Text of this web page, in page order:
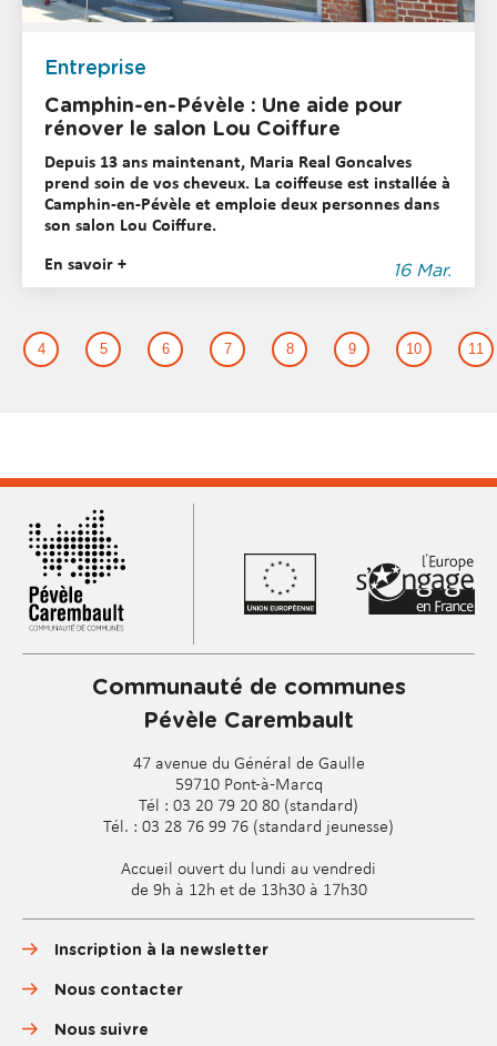
Entreprise
Camphin-en-Pévèle : Une aide pour
rénover le salon Lou Coiffure
Depuis 13 ans maintenant, Maria Real Goncalves
prend soin de vos cheveux. La coiffeuse est installée à
Camphin-en-Pévèle et emploie deux personnes dans
son salon Lou Coiffure.
En savoir + 16 Mar.
4 5 6 7 8 9 10 11
Communauté de communes
Pévèle Carembault
47 avenue du Général de Gaulle
59710 Pont-à-Marcq
Tél : 03 20 79 20 80 (standard)
Tél. : 03 28 76 99 76 (standard jeunesse)
Accueil ouvert du lundi au vendredi
de 9h à 12h et de 13h30 à 17h30
Inscription à la newsletter
Nous contacter
Nous suivre